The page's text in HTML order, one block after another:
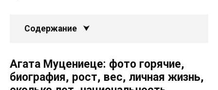
Содержание
Агата Муцениеце: фото горячие,
биография, рост, вес, личная жизнь,